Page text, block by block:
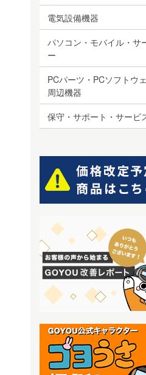
電気設備機器
パソコン・モバイル・サ
ー
PCパーツ・PCソフトウ
周辺機器
保守・サポート・サービ